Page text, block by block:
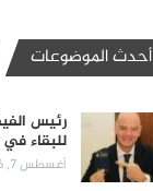
أحدث الموضوعات
رئيس
للبقاء
أغسطس 7, 2026